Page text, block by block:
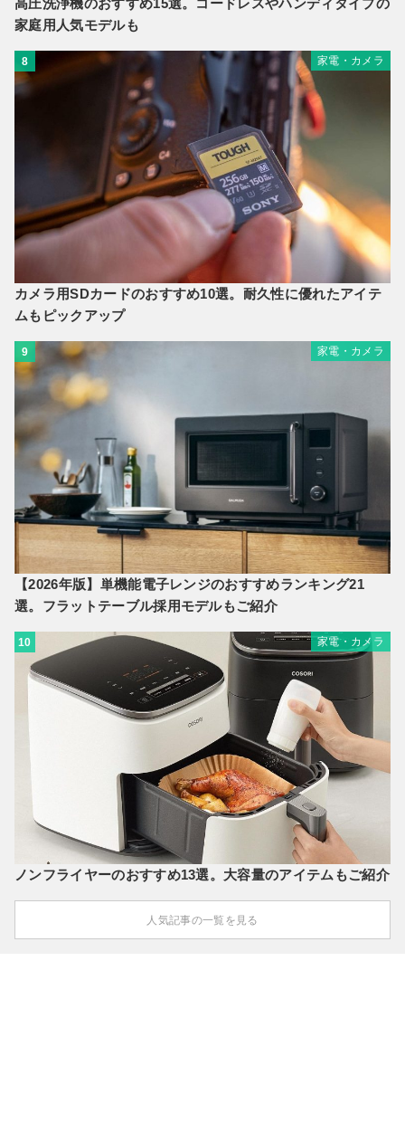
高圧洗浄機のおすすめ15選。コードレスやハンディタイプの
家庭用人気モデルも
8 家電・カメラ
カメラ用SDカードのおすすめ10選。耐久性に優れたアイテ
ムもピックアップ
9 家電・カメラ
【2026年版】単機能電子レンジのおすすめランキング21
選。フラットテーブル採用モデルもご紹介
10 家電・カメラ
ノンフライヤーのおすすめ13選。大容量のアイテムもご紹介
人気記事の一覧を見る